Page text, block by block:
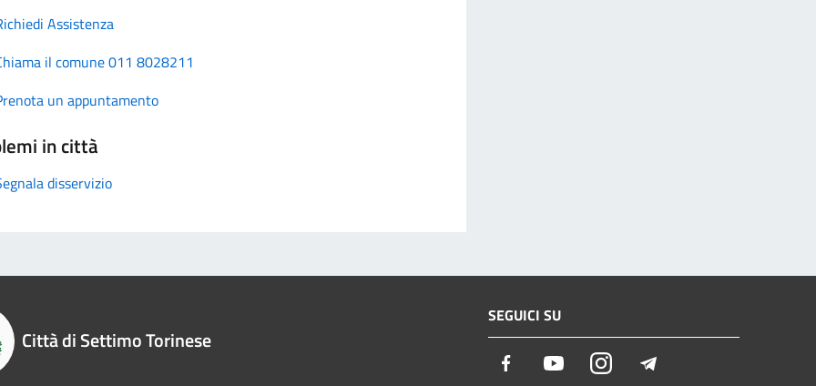
Assistenza
il comune 011 8028211
un appuntamento
in città
disservizio
Città di Settimo Torinese
SEGUICI SU
Facebook YoutubeInstagram